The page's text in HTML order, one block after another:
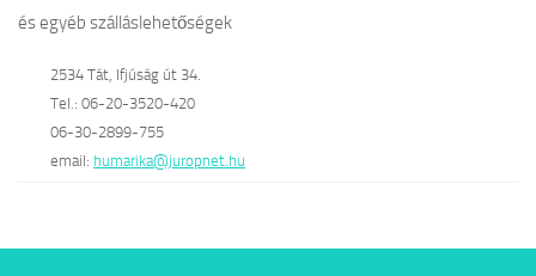
és egyéb szálláslehetőségek
2534 Tát, Ifjúság út 34.
Tel.: 06-20-3520-420
06-30-2899-755
email: humarika@juropnet.hu